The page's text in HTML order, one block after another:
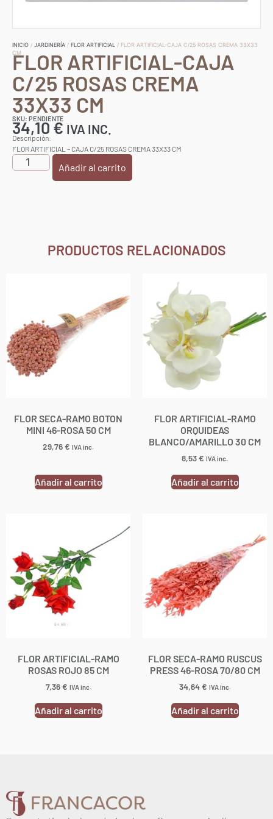
INICIO / JARDINERÍA / FLOR ARTIFICIAL
/ FLOR ARTIFICIAL-CAJA C/25 ROSAS CREMA 33X33
CM
FLOR ARTIFICIAL-CAJA
C/25 ROSAS CREMA
33X33 CM
SKU: PENDIENTE
34,10€ IVA INC.
Descripción:
FLOR ARTIFICIAL – CAJA C/25 ROSAS CREMA 33X33 CM
Añadir al carrito
PRODUCTOS RELACIONADOS
FLOR SECA-RAMO BOTON
MINI 46-ROSA 50 CM
29,76€ IVA inc.
Añadir al carrito
FLOR ARTIFICIAL-RAMO
ORQUIDEAS
BLANCO/AMARILLO 30 CM
8,53€ IVA inc.
Añadir al carrito
FLOR ARTIFICIAL-RAMO
ROSAS ROJO 85 CM
7,36€ IVA inc.
Añadir al carrito
FLOR SECA-RAMO RUSCUS
PRESS 46-ROSA 70/80 CM
34,64€ IVA inc.
Añadir al carrito